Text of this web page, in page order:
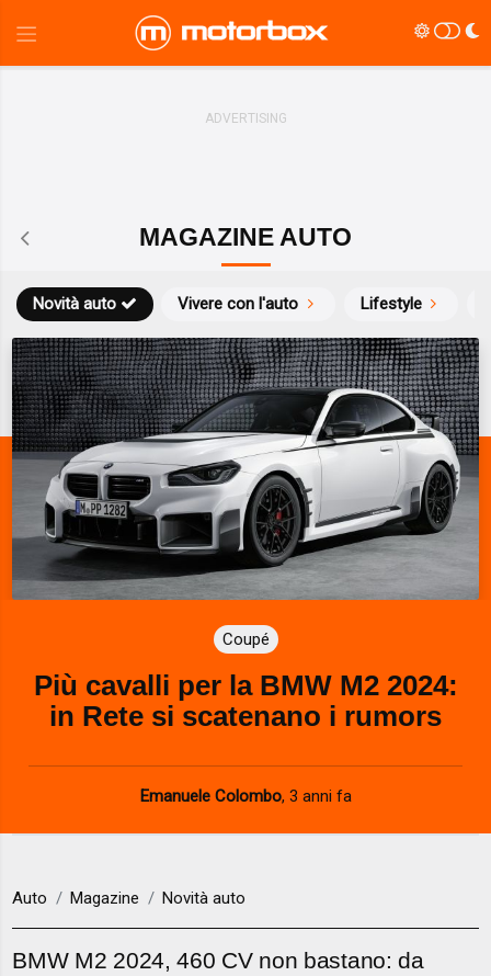
MAGAZINE AUTO
Novità auto Vivere con l'auto Lifestyle
Coupé
Più cavalli per la BMW M2 2024:
in Rete si scatenano i rumors
Emanuele Colombo, 3 anni fa
Auto Magazine Novità auto
BMW M2 2024, 460 CV non bastano: da